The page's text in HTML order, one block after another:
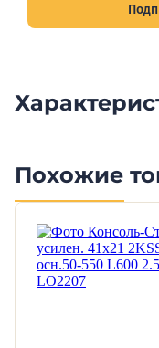
Похожие